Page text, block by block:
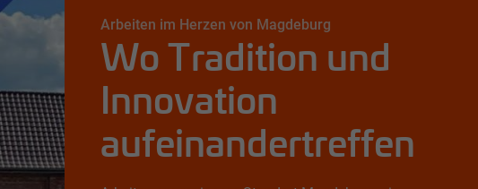
Arbeiten im Herzen von Magdeburg
Wo Tradition und
Innovation
aufeinandertreffen